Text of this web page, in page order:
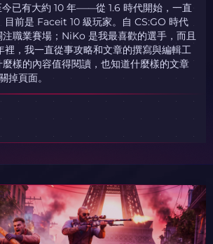
今已有大約 10 年——從 1.6 時代開始，一直
目前是 Faceit 10 級玩家。自 CS:GO 時代
職業賽場；NiKo 是我最喜歡的選手，而且
裡，我一直從事攻略和文章的撰寫與編輯工
樣的內容值得閱讀，也知道什麼樣的文章
掉頁面。